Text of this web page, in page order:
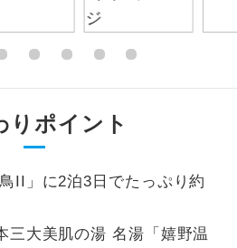
りポイント
II」に2泊3日でたっぷり約
三大美肌の湯 名湯「嬉野温
てのお食事が付いていますので、お食
心配はいりません。（機内食を除
屋にてゆっくりとお召し上がりいた
ます。
っくり聞くことができます。